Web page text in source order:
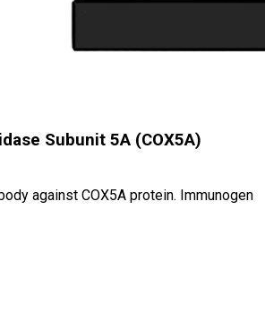
Subunit 5A (COX5A)
against COX5A protein. Immunogen